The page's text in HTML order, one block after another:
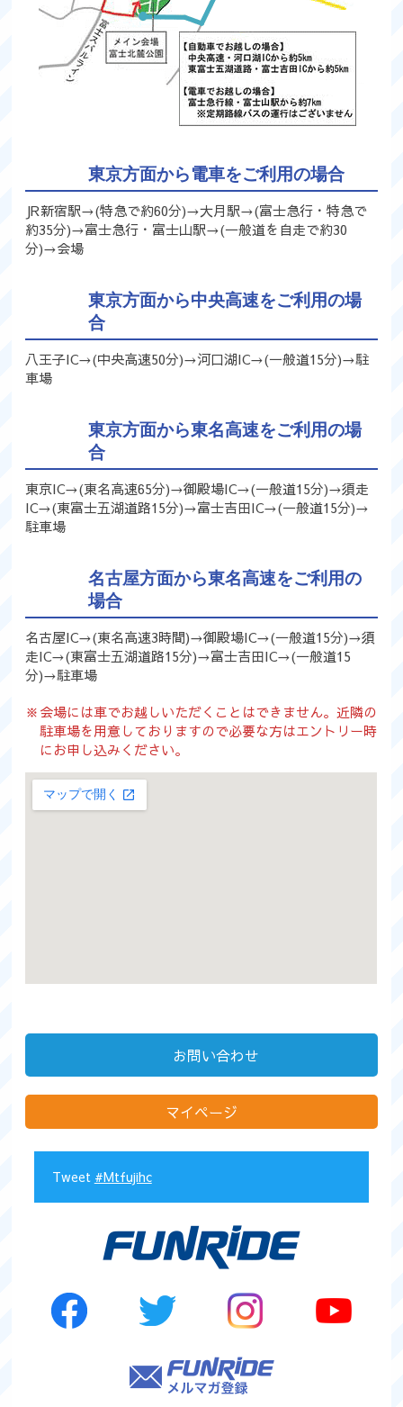
東京方面から電車をご利用の場合
JR新宿駅→(特急で約60分)→大月駅→(富士急行・特急で
約35分)→富士急行・富士山駅→(一般道を自走で約30
分)→会場
東京方面から中央高速をご利用の場
合
八王子IC→(中央高速50分)→河口湖IC→(一般道15分)→駐
車場
東京方面から東名高速をご利用の場
合
東京IC→(東名高速65分)→御殿場IC→(一般道15分)→須走
IC→(東富士五湖道路15分)→富士吉田IC→(一般道15分)→
駐車場
名古屋方面から東名高速をご利用の
場合
名古屋IC→(東名高速3時間)→御殿場IC→(一般道15分)→須
走IC→(東富士五湖道路15分)→富士吉田IC→(一般道15
分)→駐車場
会場には車でお越しいただくことはできません。近隣の
駐車場を用意しておりますので必要な方はエントリー時
にお申し込みください。
大きな地図で見る
お問い合わせ
マイページ
Tweet #Mtfujihc